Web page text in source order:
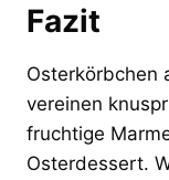
Fazit
Osterkörbchen
vereinen
fruchtige
Osterdessert.